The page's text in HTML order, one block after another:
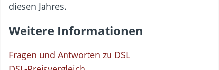
diesen Jahres.
Weitere Informationen
Fragen und Antworten zu DSL